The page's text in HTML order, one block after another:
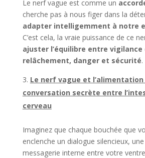
Le nerf vague est comme un
cherche pas à nous figer dans la
adapter intelligemment à notre
C’est cela, la vraie puissance de ce
ajuster l’équilibre entre vigilance
relâchement, danger et sécurité.
Le nerf vague et l’alimentation
conversation secrète entre
cerveau
Imaginez que chaque bouchée que
enclenche un dialogue silencieux,
messagerie interne entre votre